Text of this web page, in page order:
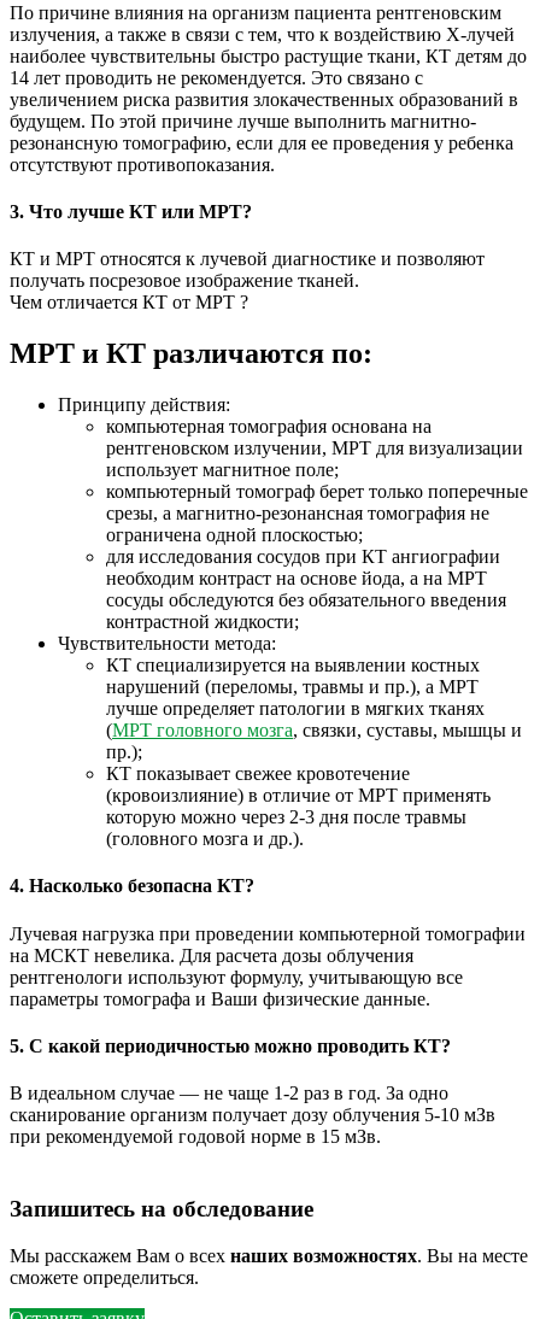
По причине влияния на организм пациента рентгеновским
излучения, а также в связи с тем, что к воздействию Х-лучей
наиболее чувствительны быстро растущие ткани, КТ детям до
14 лет проводить не рекомендуется. Это связано с
увеличением риска развития злокачественных образований в
будущем. По этой причине лучше выполнить магнитно-
резонансную томографию, если для ее проведения у ребенка
отсутствуют противопоказания.
3. Что лучше КТ или МРТ?
КТ и МРТ относятся к лучевой диагностике и позволяют
получать посрезовое изображение тканей.
Чем отличается КТ от МРТ ?
МРТ и КТ различаются по:
Принципу действия:
компьютерная томография основана на
рентгеновском излучении, МРТ для визуализации
использует магнитное поле;
компьютерный томограф берет только поперечные
срезы, а магнитно-резонансная томография не
ограничена одной плоскостью;
для исследования сосудов при КТ ангиографии
необходим контраст на основе йода, а на МРТ
сосуды обследуются без обязательного введения
контрастной жидкости;
Чувствительности метода:
КТ специализируется на выявлении костных
нарушений (переломы, травмы и пр.), а МРТ
лучше определяет патологии в мягких тканях
(МРТ головного мозга, связки, суставы, мышцы и
пр.);
КТ показывает свежее кровотечение
(кровоизлияние) в отличие от МРТ применять
которую можно через 2-3 дня после травмы
(головного мозга и др.).
4. Насколько безопасна КТ?
Лучевая нагрузка при проведении компьютерной томографии
на МСКТ невелика. Для расчета дозы облучения
рентгенологи используют формулу, учитывающую все
параметры томографа и Ваши физические данные.
5. С какой периодичностью можно проводить КТ?
В идеальном случае — не чаще 1-2 раз в год. За одно
сканирование организм получает дозу облучения 5-10 мЗв
при рекомендуемой годовой норме в 15 мЗв.
Запишитесь на обследование
Мы расскажем Вам о всех наших возможностях. Вы на месте
сможете определиться.